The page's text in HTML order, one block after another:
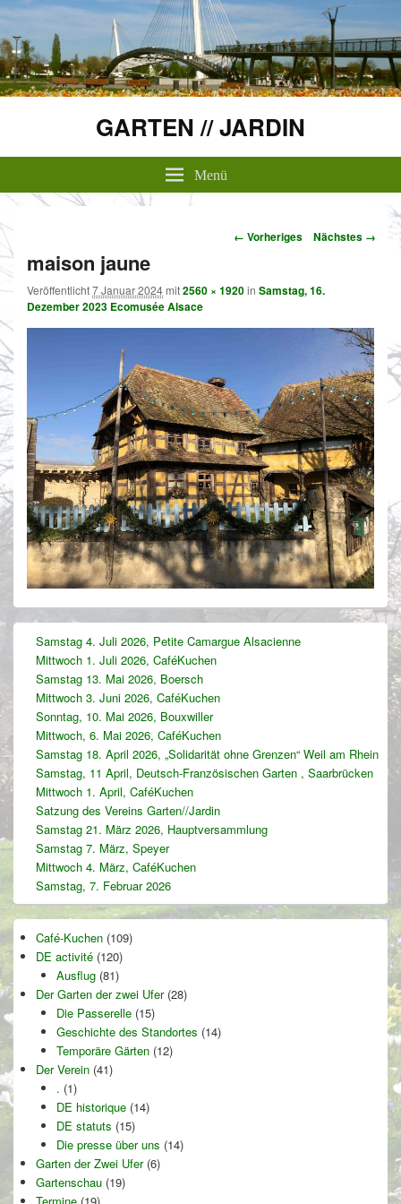
GARTEN // JARDIN
Menü
Bilder-
← Vorheriges Nächstes →
maison jaune
Veröffentlicht7 Januar 2024mit2560 × 1920in Samstag, 16.
Dezember 2023 Ecomusée Alsace
Primärer
Seitenleisten-
Widgetbereich
Samstag 4. Juli 2026, Petite Camargue Alsacienne
Mittwoch 1. Juli 2026, CaféKuchen
Samstag 13. Mai 2026, Boersch
Mittwoch 3. Juni 2026, CaféKuchen
Sonntag, 10. Mai 2026, Bouxwiller
Mittwoch, 6. Mai 2026, CaféKuchen
Samstag 18. April 2026, „Solidarität ohne Grenzen“ Weil am Rhein
Samstag, 11 April, Deutsch-Französischen Garten , Saarbrücken
Mittwoch 1. April, CaféKuchen
Satzung des Vereins Garten//Jardin
Samstag 21. März 2026, Hauptversammlung
Samstag 7. März, Speyer
Mittwoch 4. März, CaféKuchen
Samstag, 7. Februar 2026
Café-Kuchen (109)
DE activité (120)
Ausflug(81)
Der Garten der zwei Ufer(28)
Die Passerelle(15)
Geschichte des Standortes (14)
Temporäre Gärten(12)
Der Verein (41)
. (1)
DE historique(14)
DE statuts (15)
Die presse über uns (14)
Garten der Zwei Ufer(6)
Gartenschau (19)